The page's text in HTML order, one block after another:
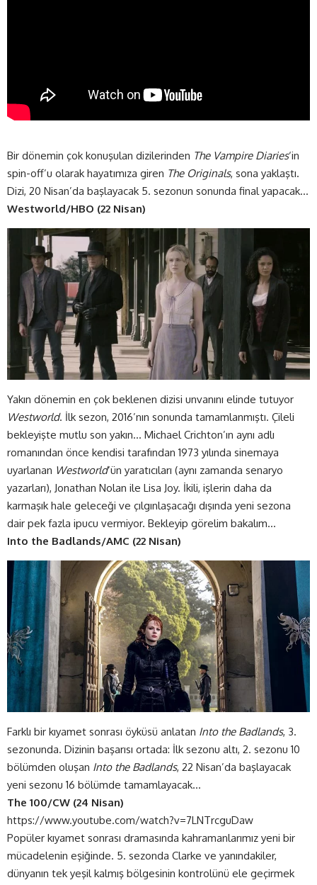
Bir dönemin çok konuşulan dizilerinden The Vampire Diaries‘in
spin-off’u olarak hayatımıza giren The Originals, sona yaklaştı.
Dizi, 20 Nisan’da başlayacak 5. sezonun sonunda final yapacak…
Westworld/HBO (22 Nisan)
Yakın dönemin en çok beklenen dizisi unvanını elinde tutuyor
Westworld. İlk sezon, 2016’nın sonunda tamamlanmıştı. Çileli
bekleyişte mutlu son yakın… Michael Crichton’ın aynı adlı
romanından önce kendisi tarafından 1973 yılında sinemaya
uyarlanan Westworld‘ün yaratıcıları (aynı zamanda senaryo
yazarları), Jonathan Nolan ile Lisa Joy. İkili, işlerin daha da
karmaşık hale geleceği ve çılgınlaşacağı dışında yeni sezona
dair pek fazla ipucu vermiyor. Bekleyip görelim bakalım…
Into the Badlands/AMC (22 Nisan)
Farklı bir kıyamet sonrası öyküsü anlatan Into the Badlands, 3.
sezonunda. Dizinin başarısı ortada: İlk sezonu altı, 2. sezonu 10
bölümden oluşan Into the Badlands, 22 Nisan’da başlayacak
yeni sezonu 16 bölümde tamamlayacak…
The 100/CW (24 Nisan)
https://www.youtube.com/watch?v=7LNTrcguDaw
Popüler kıyamet sonrası dramasında kahramanlarımız yeni bir
mücadelenin eşiğinde. 5. sezonda Clarke ve yanındakiler,
dünyanın tek yeşil kalmış bölgesinin kontrolünü ele geçirmek